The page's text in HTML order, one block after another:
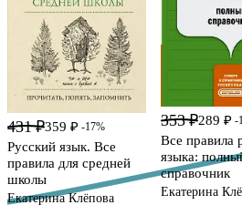
431 ₽359 ₽ -17%
Русский язык. Все
правила для средней
школы
Екатерина Клёпова
353 ₽289 ₽ -
Все правила
языка:
справочник
Екатерина